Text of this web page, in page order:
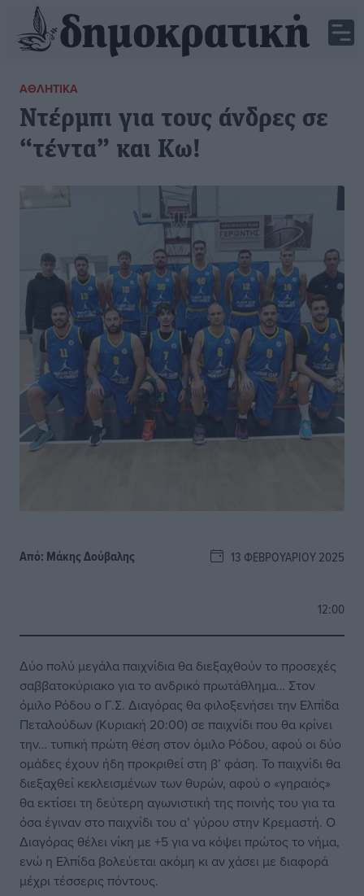
ΑΘΛΗΤΙΚΆ
Ντέρμπι για τους άνδρες σε
“τέντα” και Κω!
Από: Μάκης Δούβαλης 13 ΦΕΒΡΟΥΑΡΊΟΥ 2025
12:00
Δύο πολύ μεγάλα παιχνίδια θα διεξαχθούν το προσεχές
σαββατοκύριακο για το ανδρικό πρωτάθλημα… Στον
όμιλο Ρόδου ο Γ.Σ. Διαγόρας θα φιλοξενήσει την Ελπίδα
Πεταλούδων (Κυριακή 20:00) σε παιχνίδι που θα κρίνει
την… τυπική πρώτη θέση στον όμιλο Ρόδου, αφού οι δύο
ομάδες έχουν ήδη προκριθεί στη β’ φάση. Το παιχνίδι θα
διεξαχθεί κεκλεισμένων των θυρών, αφού ο «γηραιός»
θα εκτίσει τη δεύτερη αγωνιστική της ποινής του για τα
όσα έγιναν στο παιχνίδι του α’ γύρου στην Κρεμαστή. Ο
Διαγόρας θέλει νίκη με +5 για να κόψει πρώτος το νήμα,
ενώ η Ελπίδα βολεύεται ακόμη κι αν χάσει με διαφορά
μέχρι τέσσερις πόντους.